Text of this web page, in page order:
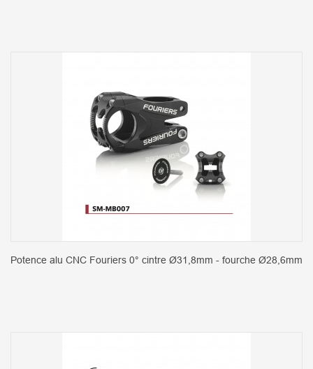
Potence alu CNC Fouriers 0° cintre Ø31,8mm - fourche Ø28,6mm